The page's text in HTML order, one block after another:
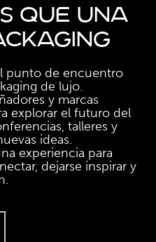
QUE UNA
punto de encuentro
de lujo.
y marcas
explorar el futuro del
talleres y
ideas.
experiencia para
dejarse inspirar y